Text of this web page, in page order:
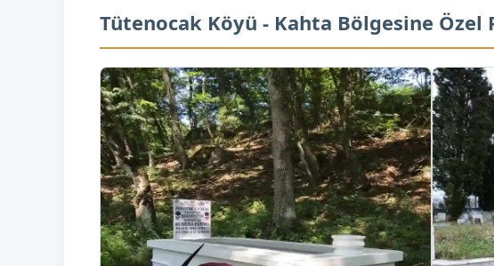
Tütenocak Köyü - Kahta Bölgesine